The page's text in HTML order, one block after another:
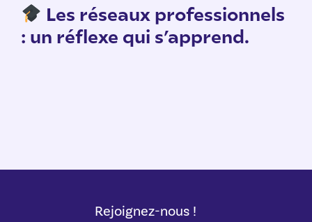
Les réseaux professionnels
: un réflexe qui s’apprend.
Rejoignez-nous !